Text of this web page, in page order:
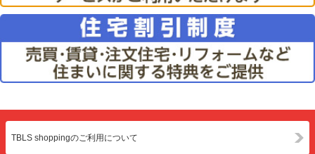
TBLS shoppingのご利用について